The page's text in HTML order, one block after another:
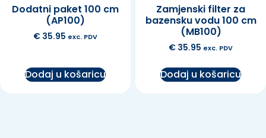
Dodatni paket 100 cm
(AP100)
€ 35.95 exc. PDV
Dodaj u košaricu
Zamjenski filter za
bazensku vodu 100 cm
(MB100)
€ 35.95 exc. PDV
Dodaj u košaricu